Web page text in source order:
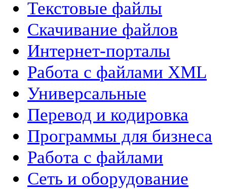
Текстовые файлы
Скачивание файлов
Интернет-порталы
Работа с файлами XML
Универсальные
Перевод и кодировка
Программы для бизнеса
Работа с файлами
Сеть и оборудование